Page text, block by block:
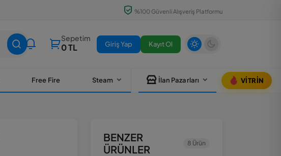
%100 Güvenli Alışveriş Platformu
Sepetim
0 TL Giriş Yap Kayıt Ol
Free Fire Steam İlan Pazarları VITRIN
BENZER
ÜRÜNLER
8 Ürün